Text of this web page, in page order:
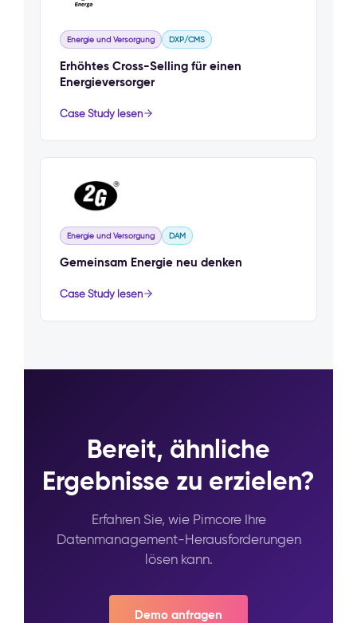
Energie und Versorgung DXP/CMS
Erhöhtes Cross-Selling für einen
Energieversorger
Case Study lesen
Energie und Versorgung DAM
Gemeinsam Energie neu denken
Case Study lesen
Bereit, ähnliche
Ergebnisse zu erzielen?
Erfahren Sie, wie Pimcore Ihre
Datenmanagement-Herausforderungen
lösen kann.
Demo anfragen